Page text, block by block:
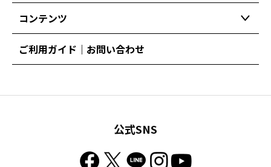
コンテンツ
ご利用ガイド｜お問い合わせ
公式SNS